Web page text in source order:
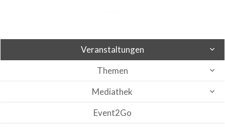
Veranstaltungen
Themen
Mediathek
Event2Go